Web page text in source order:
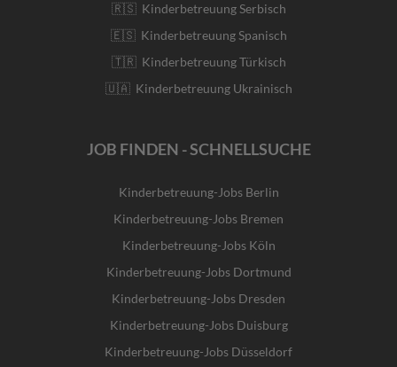
🇷🇸 Kinderbetreuung Serbisch
🇪🇸 Kinderbetreuung Spanisch
🇹🇷 Kinderbetreuung Türkisch
🇺🇦 Kinderbetreuung Ukrainisch
JOB FINDEN - SCHNELLSUCHE
Kinderbetreuung-Jobs Berlin
Kinderbetreuung-Jobs Bremen
Kinderbetreuung-Jobs Köln
Kinderbetreuung-Jobs Dortmund
Kinderbetreuung-Jobs Dresden
Kinderbetreuung-Jobs Duisburg
Kinderbetreuung-Jobs Düsseldorf